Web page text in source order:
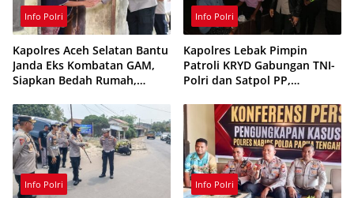
Info Polri
Kapolres Aceh Selatan Bantu
Janda Eks Kombatan GAM,
Siapkan Bedah Rumah,
Usaha
Info Polri
Kapolres Lebak Pimpin
Patroli KRYD Gabungan TNI-
Polri dan Satpol PP,
Balap Liar
Info Polri Info Polri